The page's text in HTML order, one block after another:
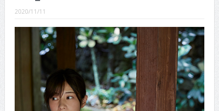
CINEMA×STYLE 287号
CINEMA×STYLE 286号
CINEMA×STYLE 285号
CINEMA×STYLE 294号
2020/11/11